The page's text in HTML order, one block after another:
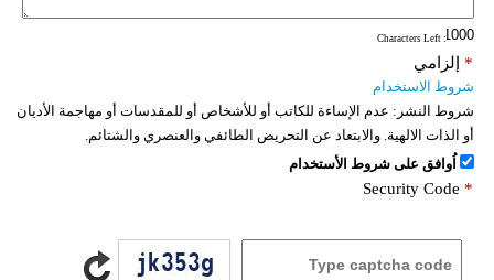
: Characters Left
إلزامي *
شروط الاستخدام
شروط النشر: عدم الإساءة للكاتب أو للأشخاص أو للمقدسات أو مهاجمة الأديان
أو الذات الالهية. والابتعاد عن التحريض الطائفي والعنصري والشتائم.
اُوافق على شروط الأستخدام
Security Code *